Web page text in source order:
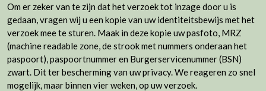
Om er zeker van te zijn dat het verzoek tot inzage door u is
gedaan, vragen wij u een kopie van uw identiteitsbewijs met het
verzoek mee te sturen. Maak in deze kopie uw pasfoto, MRZ
(machine readable zone, de strook met nummers onderaan het
paspoort), paspoortnummer en Burgerservicenummer (BSN)
zwart. Dit ter bescherming van uw privacy. We reageren zo snel
mogelijk, maar binnen vier weken, op uw verzoek.